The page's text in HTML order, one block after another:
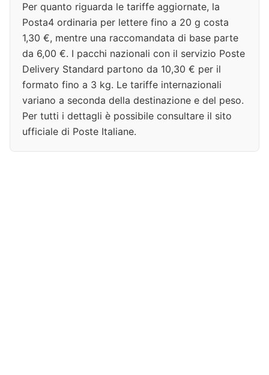
Per quanto riguarda le tariffe aggiornate, la
Posta4 ordinaria per lettere fino a 20 g costa
1,30 €, mentre una raccomandata di base parte
da 6,00 €. I pacchi nazionali con il servizio Poste
Delivery Standard partono da 10,30 € per il
formato fino a 3 kg. Le tariffe internazionali
variano a seconda della destinazione e del peso.
Per tutti i dettagli è possibile consultare il sito
ufficiale di Poste Italiane.